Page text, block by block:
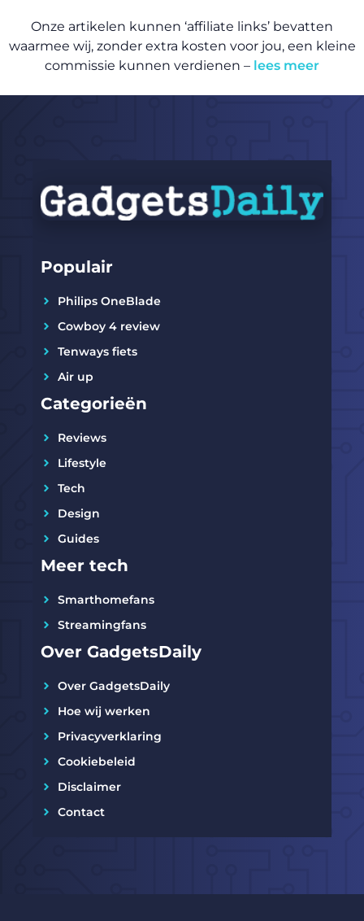
Onze artikelen kunnen ‘affiliate links’ bevatten
waarmee wij, zonder extra kosten voor jou, een kleine
commissie kunnen verdienen – lees meer
Populair
Philips OneBlade
Cowboy 4 review
Tenways fiets
Air up
Categorieën
Reviews
Lifestyle
Tech
Design
Guides
Meer tech
Smarthomefans
Streamingfans
Over GadgetsDaily
Over GadgetsDaily
Hoe wij werken
Privacyverklaring
Cookiebeleid
Disclaimer
Contact